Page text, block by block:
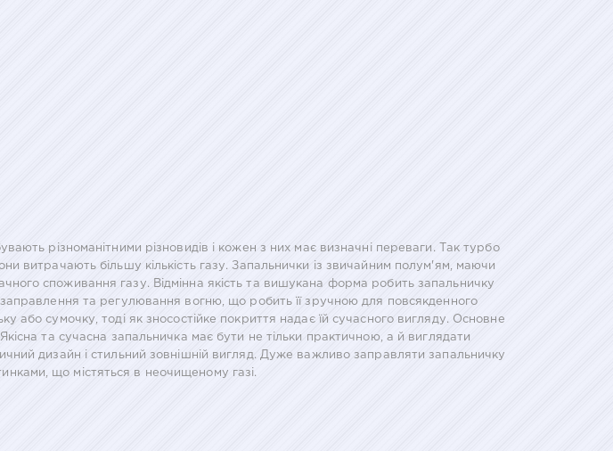
різноманітними різновидів і кожен з них має визначні переваги. Так турбо
витрачають більшу кількість газу. Запальнички із звичайним полум'ям, маючи
споживання газу. Відмінна якість та вишукана форма робить запальничку
та регулювання вогню, що робить її зручною для повсякденного
або сумочку, тоді як зносостійке покриття надає їй сучасного вигляду. Основне
та сучасна запальничка має бути не тільки практичною, а й виглядати
дизайн і стильний зовнішній вигляд. Дуже важливо заправляти запальничку
що містяться в неочищеному газі.